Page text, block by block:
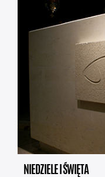
NIEDZIELE I ŚWIĘTA